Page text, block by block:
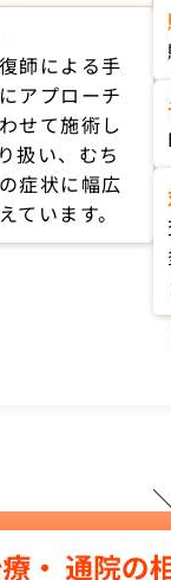
師による手
アプローチ
せて施術し
扱い、むち
症状に幅広
ています。